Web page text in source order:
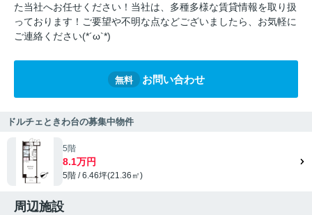
た当社へお任せください！当社は、多種多様な賃貸情報を取り扱
っております！ご要望や不明な点などございましたら、お気軽に
ご連絡ください(*´ω`*)
無料 お問い合わせ
ドルチェときわ台の募集中物件
5階
8.1万円
5階 / 6.46坪(21.36㎡)
周辺施設